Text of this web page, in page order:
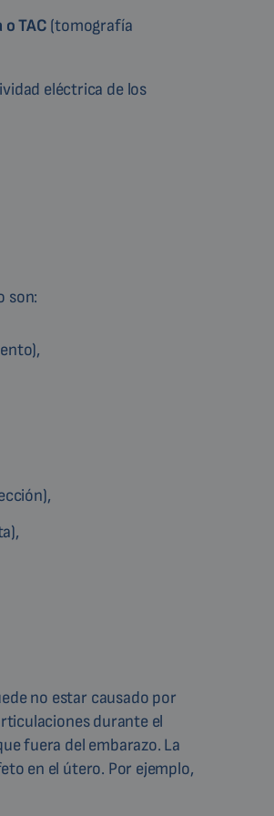
TAC (tomografía
eléctrica de los
son:
no estar causado por
durante el
fuera del embarazo. La
en el útero. Por ejemplo,